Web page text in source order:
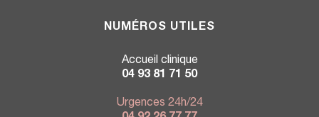
NUMÉROS UTILES
Accueil clinique
04 93 81 71 50
Urgences 24h/24